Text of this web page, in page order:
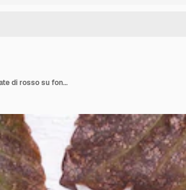
Sfondo autunnale con copia spazio disponibile. Foglie colorate di rosso su fondo di legno bianco